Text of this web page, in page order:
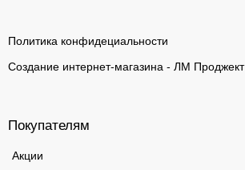
Политика конфидециальности
Создание интернет-магазина - ЛМ Проджект
Покупателям
Акции